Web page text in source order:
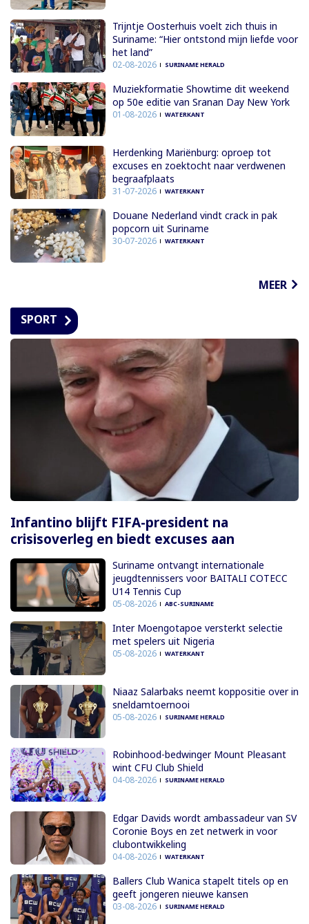
Trijntje Oosterhuis voelt zich thuis in
Suriname: “Hier ontstond mijn liefde voor
het land”
02-08-2026 SURINAME HERALD
Muziekformatie Showtime dit weekend
op 50e editie van Sranan Day New York
01-08-2026 WATERKANT
Herdenking Mariënburg: oproep tot
excuses en zoektocht naar verdwenen
begraafplaats
31-07-2026 WATERKANT
Douane Nederland vindt crack in pak
popcorn uit Suriname
30-07-2026 WATERKANT
MEER
SPORT
Infantino blijft FIFA-president na
crisisoverleg en biedt excuses aan
Suriname ontvangt internationale
jeugdtennissers voor BAITALI COTECC
U14 Tennis Cup
05-08-2026 ABC-SURINAME
Inter Moengotapoe versterkt selectie
met spelers uit Nigeria
05-08-2026 WATERKANT
Niaaz Salarbaks neemt koppositie over in
sneldamtoernooi
05-08-2026 SURINAME HERALD
Robinhood-bedwinger Mount Pleasant
wint CFU Club Shield
04-08-2026 SURINAME HERALD
Edgar Davids wordt ambassadeur van SV
Coronie Boys en zet netwerk in voor
clubontwikkeling
04-08-2026 WATERKANT
Ballers Club Wanica stapelt titels op en
geeft jongeren nieuwe kansen
03-08-2026 SURINAME HERALD